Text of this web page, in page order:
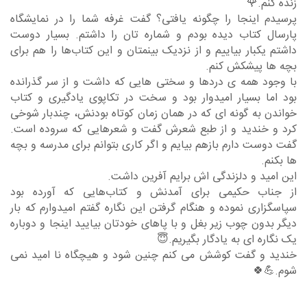
زنده کنم.🌹
پرسیدم اینجا را چگونه یافتی؟ گفت غرفه شما را در نمایشگاه
پارسال کتاب دیده بودم و شماره تان را داشتم. بسیار دوست
داشتم یکبار بیاییم و از نزدیک بینمتان و این کتاب‌ها را هم برای
بچه ها پیشکش کنم.
با وجود همه ی دردها و سختی هایی که داشت و از سر گذرانده
بود اما بسیار امیدوار بود و سخت در تکاپوی یادگیری و کتاب
خواندن به گونه ای که در همان زمان کوتاه بودنش، چندبار شوخی
کرد و خندید و از طبع شعرش گفت و شعرهایی که سروده است.
گفت دوست دارم بازهم بیایم و اگر کاری بتوانم برای مدرسه و بچه
ها بکنم.
این امید و دلزندگی اش برایم آفرین داشت.
از جناب حکیمی برای آمدنش و کتاب‌هایی که آورده بود
سپاسگزاری نموده و هنگام گرفتن این نگاره گفتم امیدوارم که بار
دیگر بدون چوب زیر بغل و با پاهای خودتان بیایید اینجا و دوباره
یک نگاره ای به یادگار بگیریم.😇
خندید و گفت کوشش می کنم چنین شود و هیچگاه نا امید نمی
شوم.💪🍀